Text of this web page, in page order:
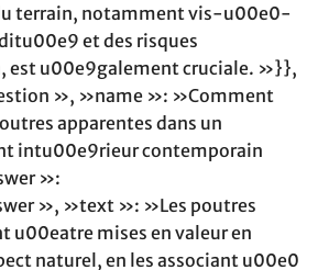
terrain, notamment vis-u00e0-
et des risques
est u00e9galement cruciale. »}},
», »name »: »Comment
apparentes dans un
intu00e9rieur contemporain
»:
», »text »: »Les poutres
u00eatre mises en valeur en
naturel, en les associant u00e0